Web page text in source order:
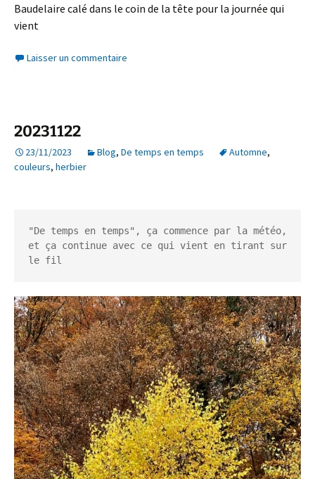
Baudelaire calé dans le coin de la tête pour la journée qui
vient
Laisser un commentaire
20231122
23/11/2023 Blog, De temps en temps Automne,
couleurs, herbier
"De temps en temps", ça commence par la météo,
et ça continue avec ce qui vient en tirant sur
le fil